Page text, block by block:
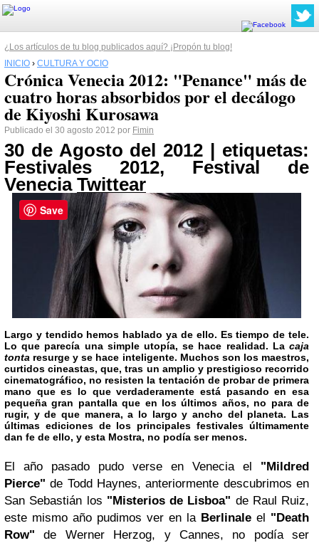
¿Los artículos de tu blog publicados aquí? ¡Propón tu blog!
INICIO › CULTURA Y OCIO
Crónica Venecia 2012: "Penance" más de
cuatro horas absorbidos por el decálogo
de Kiyoshi Kurosawa
Publicado el 30 agosto 2012 por Fimin
30 de Agosto del 2012 | etiquetas:
Festivales 2012, Festival de
Venecia Twittear
Largo y tendido hemos hablado ya de ello. Es tiempo de tele.
Lo que parecía una simple utopía, se hace realidad. La caja
tonta resurge y se hace inteligente. Muchos son los maestros,
curtidos cineastas, que, tras un amplio y prestigioso recorrido
cinematográfico, no resisten la tentación de probar de primera
mano que es lo que verdaderamente está pasando en esa
pequeña gran pantalla que en los últimos años, no para de
rugir, y de que manera, a lo largo y ancho del planeta. Las
últimas ediciones de los principales festivales últimamente
dan fe de ello, y esta Mostra, no podía ser menos.
El año pasado pudo verse en Venecia el "Mildred
Pierce"de Todd Haynes, anteriormente descubrimos en
San Sebastián los "Misterios de Lisboa" de Raul Ruiz,
este mismo año pudimos ver en la Berlinale el "Death
Row"de Werner Herzog, y Cannes, no podía ser
Save